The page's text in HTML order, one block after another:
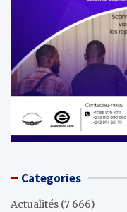
Categories
Actualités (7 666)